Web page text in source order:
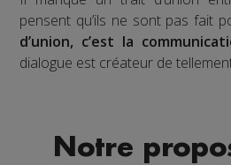
pensent qu’ils ne sont pas fait
d’union, c’est la
dialogue est créateur de
Notre